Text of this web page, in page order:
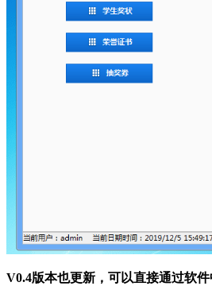
V0.4版本也更新，可以直接通过软